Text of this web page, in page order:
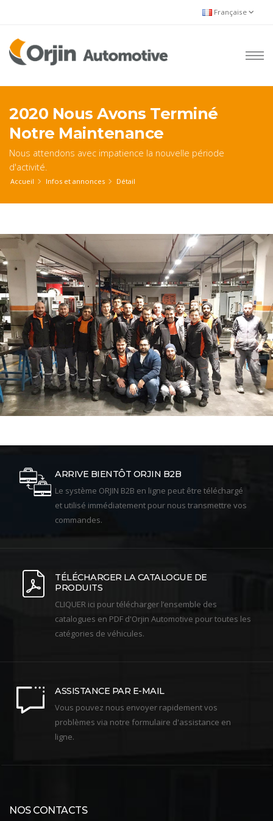
Française
2020 Nous Avons Terminé
Notre Maintenance
Nous attendons avec impatience la nouvelle période
d'activité.
Accueil Infos et annonces Détail
ARRIVE BIENTÔT ORJIN B2B
Le système ORJIN B2B en ligne peut être téléchargé
et utilisé immédiatement pour nous transmettre vos
commandes.
TÉLÉCHARGER LA CATALOGUE DE
PRODUITS
CLIQUER ici pour télécharger l’ensemble des
catalogues en PDF d'Orjin Automotive pour toutes les
catégories de véhicules.
ASSISTANCE PAR E-MAIL
Vous pouvez nous envoyer rapidement vos
problèmes via notre formulaire d'assistance en
ligne.
NOS CONTACTS